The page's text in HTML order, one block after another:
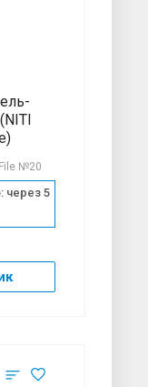
File №20
через 5